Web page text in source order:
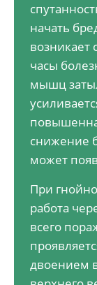
начать
часы
мышц
снижение
может
При
работа
всего
двоением